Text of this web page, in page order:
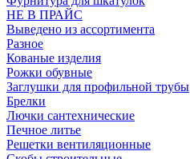
НЕ В ПРАЙС
Выведено из ассортимента
Разное
Кованые изделия
Рожки обувные
Заглушки для профильной трубы
Брелки
Лючки сантехнические
Печное литье
Решетки вентиляционные